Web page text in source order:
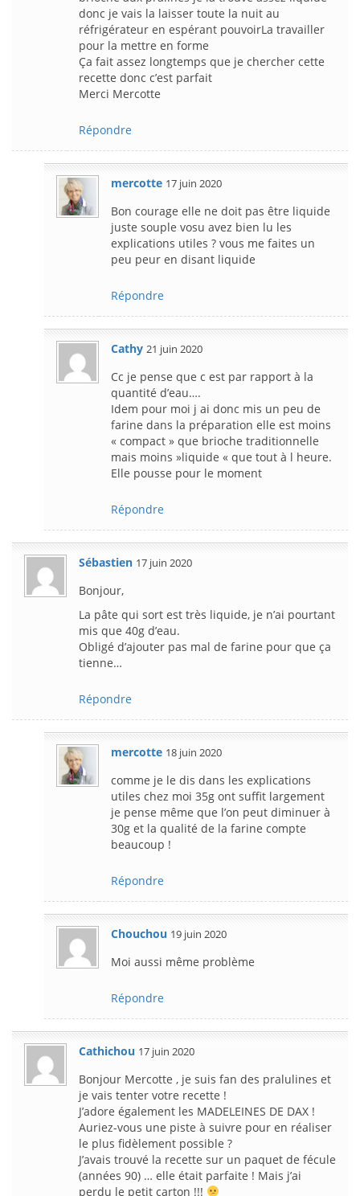
donc je vais la laisser toute la nuit au
réfrigérateur en espérant pouvoirLa travailler
pour la mettre en forme
Ça fait assez longtemps que je chercher cette
recette donc c’est parfait
Merci Mercotte
Répondre
mercotte 17 juin 2020
Bon courage elle ne doit pas être liquide
juste souple vosu avez bien lu les
explications utiles ? vous me faites un
peu peur en disant liquide
Répondre
Cathy 21 juin 2020
Cc je pense que c est par rapport à la
quantité d’eau….
Idem pour moi j ai donc mis un peu de
farine dans la préparation elle est moins
« compact » que brioche traditionnelle
mais moins »liquide « que tout à l heure.
Elle pousse pour le moment
Répondre
Sébastien 17 juin 2020
Bonjour,
La pâte qui sort est très liquide, je n’ai pourtant
mis que 40g d’eau.
Obligé d’ajouter pas mal de farine pour que ça
tienne…
Répondre
mercotte 18 juin 2020
comme je le dis dans les explications
utiles chez moi 35g ont suffit largement
je pense même que l’on peut diminuer à
30g et la qualité de la farine compte
beaucoup !
Répondre
Chouchou 19 juin 2020
Moi aussi même problème
Répondre
Cathichou 17 juin 2020
Bonjour Mercotte , je suis fan des pralulines et
je vais tenter votre recette !
J’adore également les MADELEINES DE DAX !
Auriez-vous une piste à suivre pour en réaliser
le plus fidèlement possible ?
J’avais trouvé la recette sur un paquet de fécule
(années 90) … elle était parfaite ! Mais j’ai
perdu le petit carton !!!